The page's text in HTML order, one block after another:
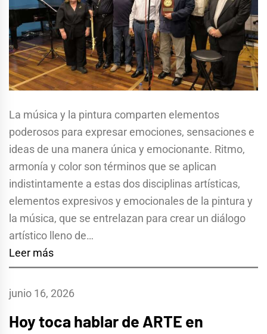
La música y la pintura comparten elementos
poderosos para expresar emociones, sensaciones e
ideas de una manera única y emocionante. Ritmo,
armonía y color son términos que se aplican
indistintamente a estas dos disciplinas artísticas,
elementos expresivos y emocionales de la pintura y
la música, que se entrelazan para crear un diálogo
artístico lleno de…
Leer más
junio 16, 2026
Hoy toca hablar de ARTE en